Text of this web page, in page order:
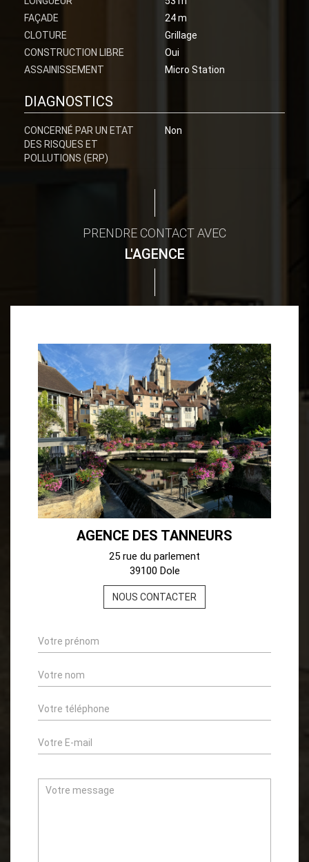
FAÇADE
24 m
CLOTURE
Grillage
CONSTRUCTION LIBRE
Oui
ASSAINISSEMENT
Micro Station
DIAGNOSTICS
CONCERNÉ PAR UN ETAT
DES RISQUES ET
POLLUTIONS (ERP)
Non
PRENDRE CONTACT AVEC
L'AGENCE
AGENCE DES TANNEURS
25 rue du parlement
39100 Dole
NOUS CONTACTER